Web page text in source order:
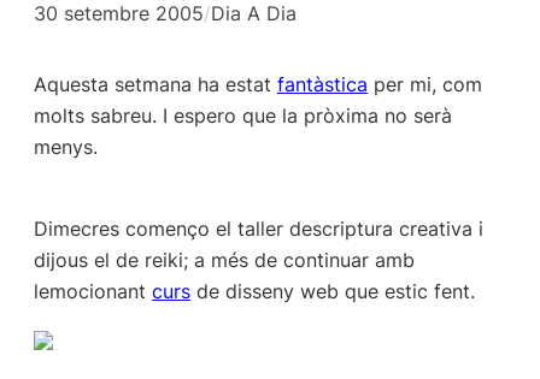
30 setembre 2005/Dia A Dia
Aquesta setmana ha estat fantàstica per mi, com
molts sabreu. I espero que la pròxima no serà
menys.
Dimecres començo el taller descriptura creativa i
dijous el de reiki; a més de continuar amb
lemocionant curs de disseny web que estic fent.